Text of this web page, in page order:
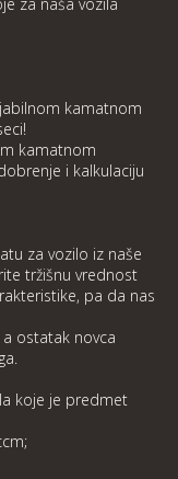
kamatnom
kamatnom
i kalkulaciju
za vozilo iz naše
tržišnu vrednost
pa da nas
ostatak novca
koje je predmet